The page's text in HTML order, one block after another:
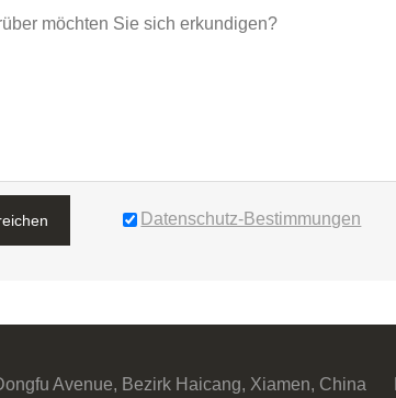
Datenschutz-Bestimmungen
Avenue, Bezirk Haicang, Xiamen, China